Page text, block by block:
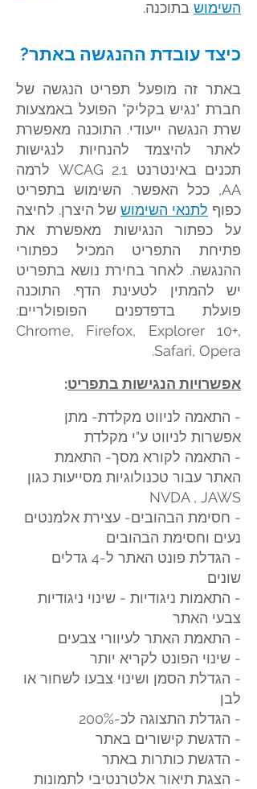
השימוש בתוכנה.
כיצד עובדת ההנגשה באתר?
באתר זה מופעל תפריט הנגשה של
חברת "נגיש בקליק" הפועל באמצעות
שרת הנגשה ייעודי. התוכנה מאפשרת
לאתר להיצמד להנחיות לנגישות
תכנים באינטרנט WCAG 2.1 לרמה
AA, ככל האפשר. השימוש בתפריט
כפוף לתנאי השימוש של היצרן. לחיצה
על כפתור הנגישות מאפשרת את
פתיחת התפריט המכיל כפתורי
ההנגשה. לאחר בחירת נושא בתפריט
יש להמתין לטעינת הדף. התוכנה
פועלת בדפדפנים הפופולריים:
Chrome, Firefox, Explorer 10+,
Safari, Opera.
אפשרויות הנגישות בתפריט:
- התאמה לניווט מקלדת- מתן
אפשרות לניווט ע"י מקלדת
- התאמה לקורא מסך- התאמת
האתר עבור טכנולוגיות מסייעות כגון
NVDA , JAWS
- חסימת הבהובים- עצירת אלמנטים
נעים וחסימת הבהובים
- הגדלת פונט האתר ל-4 גדלים
שונים
- התאמות ניגודיות - שינוי ניגודיות
צבעי האתר
- התאמת האתר לעיוורי צבעים
- שינוי הפונט לקריא יותר
- הגדלת הסמן ושינוי צבעו לשחור או
לבן
- הגדלת התצוגה לכ-200%
- הדגשת קישורים באתר
- הדגשת כותרות באתר
- הצגת תיאור אלטרנטיבי לתמונות